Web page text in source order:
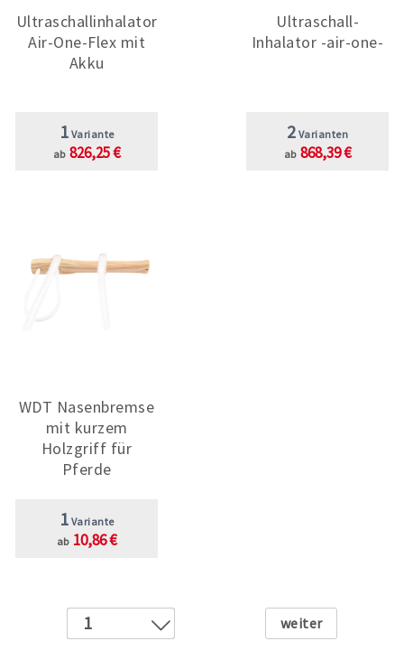
Ultraschallinhalator
Air-One-Flex mit
Akku
1 Variante
ab 826,25 €
Ultraschall-
Inhalator -air-one-
2 Varianten
ab 868,39 €
WDT Nasenbremse
mit kurzem
Holzgriff für
Pferde
1 Variante
ab 10,86 €
1
Weiter